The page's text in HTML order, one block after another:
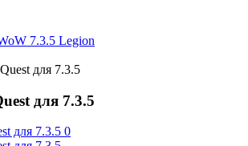
7.3.5 Legion
для 7.3.5
для 7.3.5